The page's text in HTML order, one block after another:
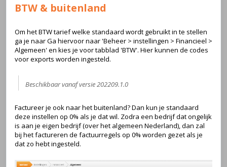
BTW & buitenland
Om het BTW tarief welke standaard wordt gebruikt in te stellen
ga je naar Ga hiervoor naar 'Beheer > instellingen > Financieel >
Algemeen' en kies je voor tabblad 'BTW'. Hier kunnen de codes
voor exports worden ingesteld.
Beschikbaar vanaf versie 202209.1.0
Factureer je ook naar het buitenland? Dan kun je standaard
deze instellen op 0% als je dat wil. Zodra een bedrijf dat ongelijk
is aan je eigen bedrijf (over het algemeen Nederland), dan zal
bij het factureren de factuurregels op 0% worden gezet als je
dat zo hebt ingesteld.